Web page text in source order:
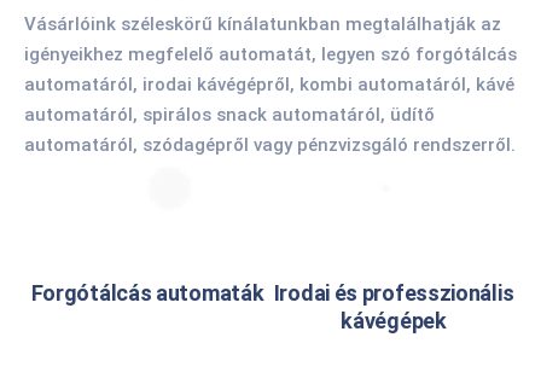
Vásárlóink széleskörű kínálatunkban megtalálhatják az
igényeikhez megfelelő automatát, legyen szó forgótálcás
automatáról, irodai kávégépről, kombi automatáról, kávé
automatáról, spirálos snack automatáról, üdítő
automatáról, szódagépről vagy pénzvizsgáló rendszerről.
Forgótálcás automaták Irodai és professzionális
kávégépek